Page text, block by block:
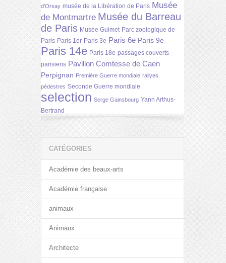
d'Orsay musée de la Libération de Paris Musée
de Montmartre Musée du Barreau
de Paris Musée Guimet Parc zoologique de
Paris Paris 1er Paris 3e Paris 6e Paris 9e
Paris 14e Paris 18e passages couverts
parisiens Pavillon Comtesse de Caen
Perpignan Première Guerre mondiale rallyes
pédestres Seconde Guerre mondiale
selection Serge Gainsbourg Yann Arthus-
Bertrand
CATÉGORIES
Académie des beaux-arts
Académie française
animaux
Animaux
Architecte